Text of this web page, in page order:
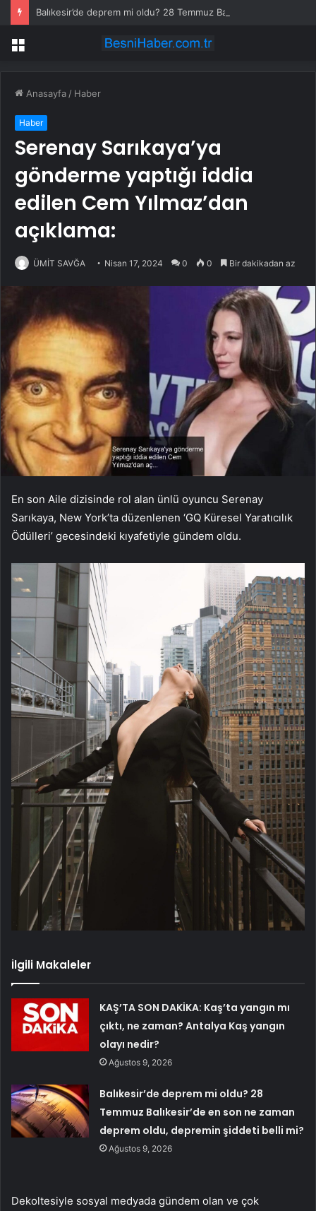
Menü
Anasayfa / Haber
Haber
Serenay Sarıkaya’ya
gönderme yaptığı iddia
edilen Cem Yılmaz’dan
açıklama:
ÜMİT SAVĞA Nisan 17, 2024 0 0 Bir dakikadan az
En son Aile dizisinde rol alan ünlü oyuncu Serenay
Sarıkaya, New York’ta düzenlenen ‘GQ Küresel Yaratıcılık
Ödülleri’ gecesindeki kıyafetiyle gündem oldu.
İlgili Makaleler
KAŞ’TA SON DAKİKA: Kaş’ta yangın mı
çıktı, ne zaman? Antalya Kaş yangın
olayı nedir?
Ağustos 9, 2026
Balıkesir’de deprem mi oldu? 28
Temmuz Balıkesir’de en son ne zaman
deprem oldu, depremin şiddeti belli mi?
Ağustos 9, 2026
Dekoltesiyle sosyal medyada gündem olan ve çok